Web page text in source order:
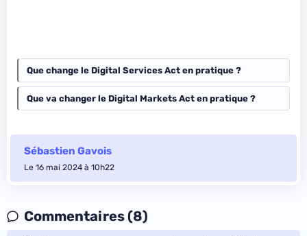
Que change le Digital Services Act en pratique ?
Que va changer le Digital Markets Act en pratique ?
Sébastien Gavois
Le 16 mai 2024 à 10h22
Commentaires (8)